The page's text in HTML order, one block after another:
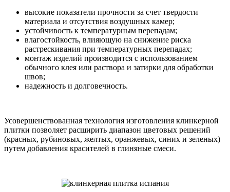
высокие показатели прочности за счет твердости
материала и отсутствия воздушных камер;
устойчивость к температурным перепадам;
влагостойкость, влияющую на снижение риска
растрескивания при температурных перепадах;
монтаж изделий производится с использованием
обычного клея или раствора и затирки для обработки
швов;
надежность и долговечность.
Усовершенствованная технология изготовления клинкерной
плитки позволяет расширить диапазон цветовых решений
(красных, рубиновых, желтых, оранжевых, синих и зеленых)
путем добавления красителей в глиняные смеси.